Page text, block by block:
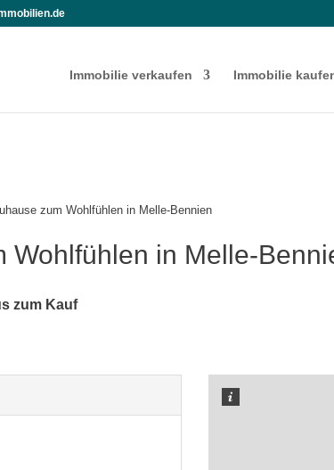
Immobilie verkaufen Immobilie
zum Wohlfühlen in Melle-Bennien
Wohlfühlen in Melle-
zum Kauf